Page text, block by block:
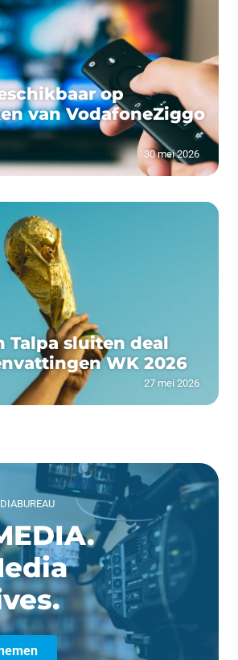
op
van VodafoneZiggo
30 mei 2026
Talpa sluiten deal
WK 2026
27 mei 2026